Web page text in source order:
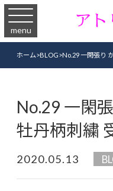
menu
ホーム>BLOG>No.29 一閑張り
No.29 一閑
牡丹柄刺繍
2020.05.13